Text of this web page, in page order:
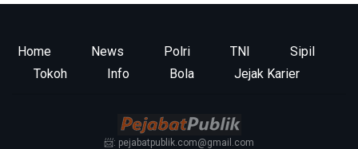
Home News Polri TNI
Sipil
Tokoh
Info Bola Jejak Karier
📨: pejabatpublik.com@gmail.com